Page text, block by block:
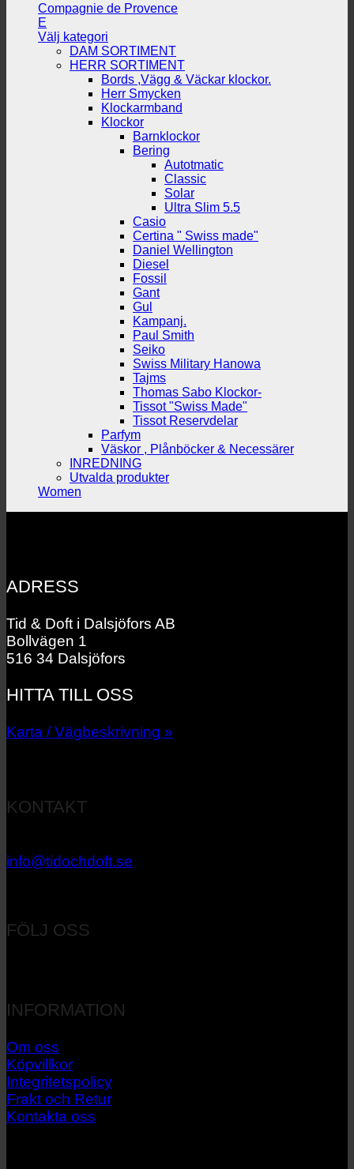
Compagnie de Provence
E
Välj kategori
DAM SORTIMENT
HERR SORTIMENT
Bords ,Vägg & Väckar klockor.
Herr Smycken
Klockarmband
Klockor
Barnklockor
Bering
Autotmatic
Classic
Solar
Ultra Slim 5.5
Casio
Certina " Swiss made"
Daniel Wellington
Diesel
Fossil
Gant
Gul
Kampanj.
Paul Smith
Seiko
Swiss Military Hanowa
Tajms
Thomas Sabo Klockor-
Tissot "Swiss Made"
Tissot Reservdelar
Parfym
Väskor , Plånböcker & Necessärer
INREDNING
Utvalda produkter
Women
ADRESS
Tid & Doft i Dalsjöfors AB
Bollvägen 1
516 34 Dalsjöfors
HITTA TILL OSS
Karta / Vägbeskrivning »
KONTAKT
info@tidochdoft.se
FÖLJ OSS
INFORMATION
Om oss
Köpvillkor
Integritetspolicy
Frakt och Retur
Kontakta oss